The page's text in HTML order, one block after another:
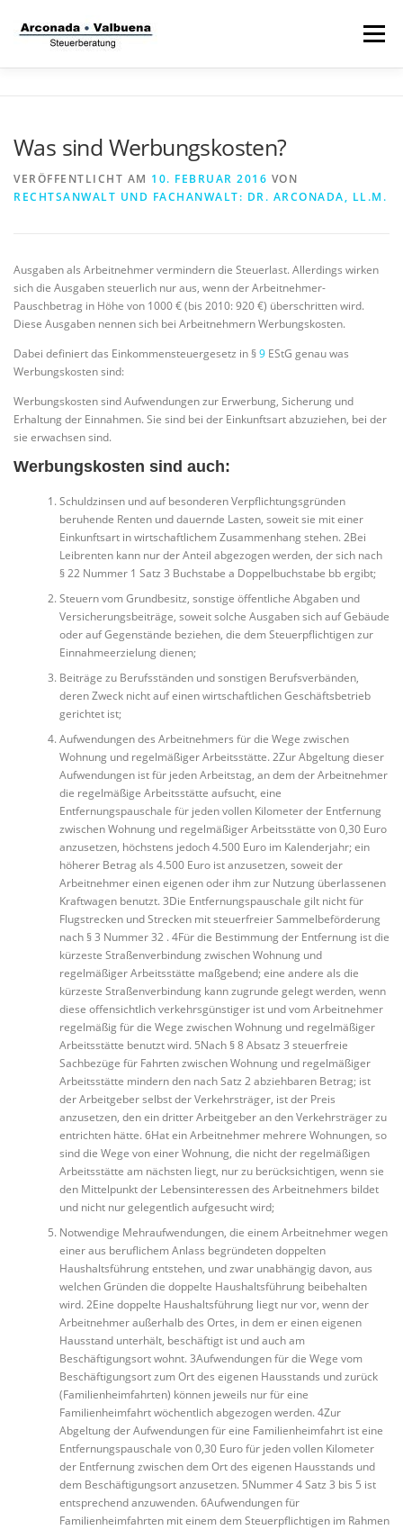
Inhalt
Menü
Was sind Werbungskosten?
VERÖFFENTLICHT AM 10. FEBRUAR 2016 VON
RECHTSANWALT UND FACHANWALT: DR. ARCONADA, LL.M.
Ausgaben als Arbeitnehmer vermindern die Steuerlast. Allerdings wirken
sich die Ausgaben steuerlich nur aus, wenn der Arbeitnehmer-
Pauschbetrag in Höhe von 1000 € (bis 2010: 920 €) überschritten wird.
Diese Ausgaben nennen sich bei Arbeitnehmern Werbungskosten.
Dabei definiert das Einkommensteuergesetz in §9 EStG genau was
Werbungskosten sind:
Werbungskosten sind Aufwendungen zur Erwerbung, Sicherung und
Erhaltung der Einnahmen. Sie sind bei der Einkunftsart abzuziehen, bei der
sie erwachsen sind.
Werbungskosten sind auch:
Schuldzinsen und auf besonderen Verpflichtungsgründen
beruhende Renten und dauernde Lasten, soweit sie mit einer
Einkunftsart in wirtschaftlichem Zusammenhang stehen. 2Bei
Leibrenten kann nur der Anteil abgezogen werden, der sich nach
§ 22 Nummer 1 Satz 3 Buchstabe a Doppelbuchstabe bb ergibt;
Steuern vom Grundbesitz, sonstige öffentliche Abgaben und
Versicherungsbeiträge, soweit solche Ausgaben sich auf Gebäude
oder auf Gegenstände beziehen, die dem Steuerpflichtigen zur
Einnahmeerzielung dienen;
Beiträge zu Berufsständen und sonstigen Berufsverbänden,
deren Zweck nicht auf einen wirtschaftlichen Geschäftsbetrieb
gerichtet ist;
Aufwendungen des Arbeitnehmers für die Wege zwischen
Wohnung und regelmäßiger Arbeitsstätte. 2Zur Abgeltung dieser
Aufwendungen ist für jeden Arbeitstag, an dem der Arbeitnehmer
die regelmäßige Arbeitsstätte aufsucht, eine
Entfernungspauschale für jeden vollen Kilometer der Entfernung
zwischen Wohnung und regelmäßiger Arbeitsstätte von 0,30 Euro
anzusetzen, höchstens jedoch 4.500 Euro im Kalenderjahr; ein
höherer Betrag als 4.500 Euro ist anzusetzen, soweit der
Arbeitnehmer einen eigenen oder ihm zur Nutzung überlassenen
Kraftwagen benutzt. 3Die Entfernungspauschale gilt nicht für
Flugstrecken und Strecken mit steuerfreier Sammelbeförderung
nach § 3 Nummer 32 . 4Für die Bestimmung der Entfernung ist die
kürzeste Straßenverbindung zwischen Wohnung und
regelmäßiger Arbeitsstätte maßgebend; eine andere als die
kürzeste Straßenverbindung kann zugrunde gelegt werden, wenn
diese offensichtlich verkehrsgünstiger ist und vom Arbeitnehmer
regelmäßig für die Wege zwischen Wohnung und regelmäßiger
Arbeitsstätte benutzt wird. 5Nach § 8 Absatz 3 steuerfreie
Sachbezüge für Fahrten zwischen Wohnung und regelmäßiger
Arbeitsstätte mindern den nach Satz 2 abziehbaren Betrag; ist
der Arbeitgeber selbst der Verkehrsträger, ist der Preis
anzusetzen, den ein dritter Arbeitgeber an den Verkehrsträger zu
entrichten hätte. 6Hat ein Arbeitnehmer mehrere Wohnungen, so
sind die Wege von einer Wohnung, die nicht der regelmäßigen
Arbeitsstätte am nächsten liegt, nur zu berücksichtigen, wenn sie
den Mittelpunkt der Lebensinteressen des Arbeitnehmers bildet
und nicht nur gelegentlich aufgesucht wird;
Notwendige Mehraufwendungen, die einem Arbeitnehmer wegen
einer aus beruflichem Anlass begründeten doppelten
Haushaltsführung entstehen, und zwar unabhängig davon, aus
welchen Gründen die doppelte Haushaltsführung beibehalten
wird. 2Eine doppelte Haushaltsführung liegt nur vor, wenn der
Arbeitnehmer außerhalb des Ortes, in dem er einen eigenen
Hausstand unterhält, beschäftigt ist und auch am
Beschäftigungsort wohnt. 3Aufwendungen für die Wege vom
Beschäftigungsort zum Ort des eigenen Hausstands und zurück
(Familienheimfahrten) können jeweils nur für eine
Familienheimfahrt wöchentlich abgezogen werden. 4Zur
Abgeltung der Aufwendungen für eine Familienheimfahrt ist eine
Entfernungspauschale von 0,30 Euro für jeden vollen Kilometer
der Entfernung zwischen dem Ort des eigenen Hausstands und
dem Beschäftigungsort anzusetzen. 5Nummer 4 Satz 3 bis 5 ist
entsprechend anzuwenden. 6Aufwendungen für
Familienheimfahrten mit einem dem Steuerpflichtigen im Rahmen